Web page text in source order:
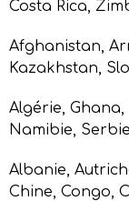
Costa Rica,
Afghanistan,
Kazakhstan,
Algérie,
Namibie,
Albanie,
Chine, Congo,